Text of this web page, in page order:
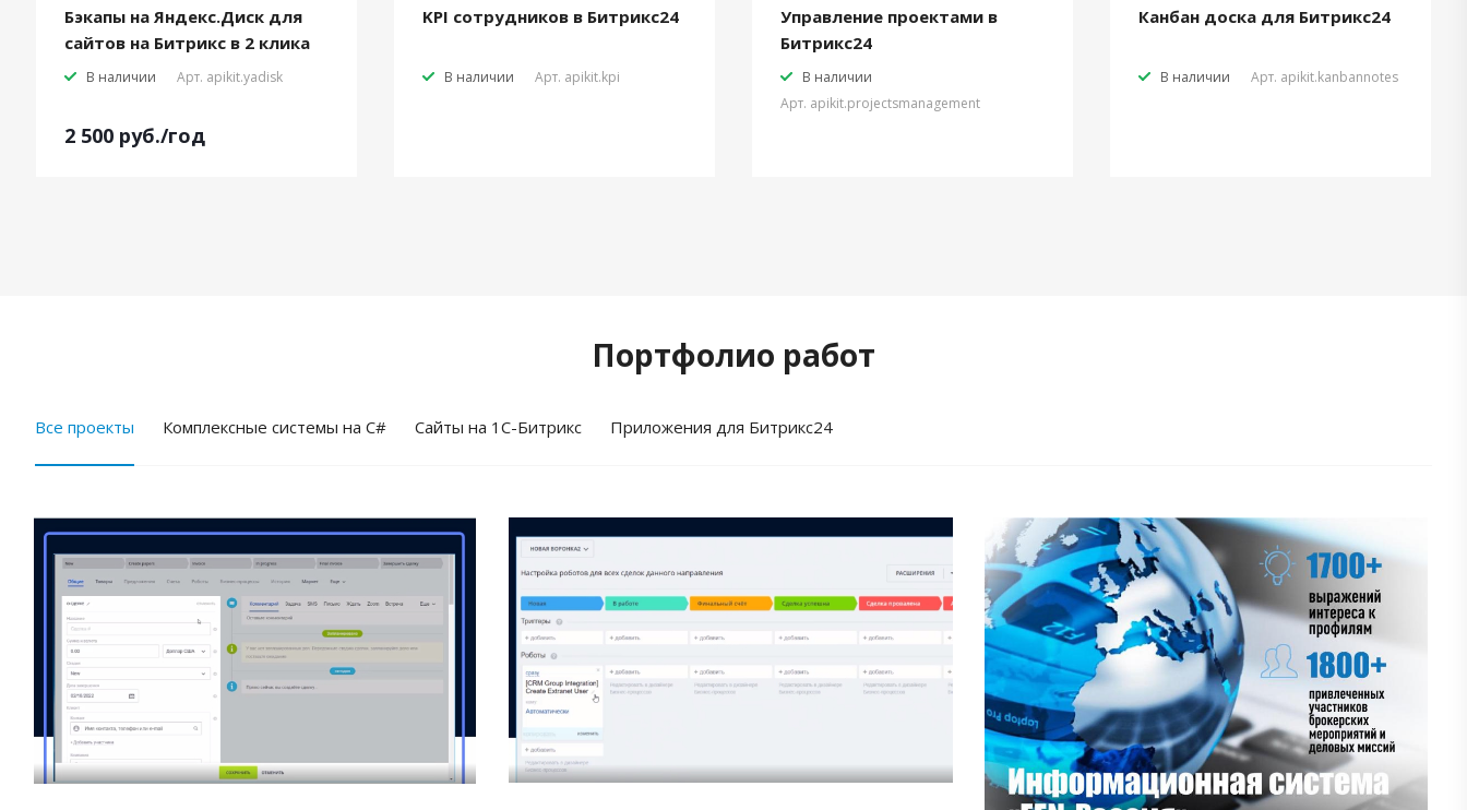
Бэкапы на Яндекс.Диск для
сайтов на Битрикс в 2 клика
В наличии Арт. apikit.yadisk
2 500 руб./год
KPI сотрудников в Битрикс24
В наличии Арт. apikit.kpi
Управление проектами в
Битрикс24
В наличии
Арт. apikit.projectsmanagement
Канбан доска для Битрикс24
В наличии Арт. apikit.kanbannotes
Портфолио работ
Все проекты Комплексные системы на C# Cайты на 1С-Битрикс Приложения для Битрикс24
Смотреть проект
Смотреть проект